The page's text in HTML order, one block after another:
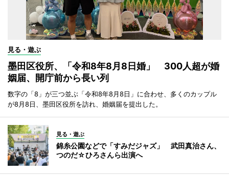
見る・遊ぶ
墨田区役所、「令和8年8月8日婚」 300人超が婚
姻届、開庁前から長い列
数字の「8」が三つ並ぶ「令和8年8月8日」に合わせ、多くのカップル
が8月8日、墨田区役所を訪れ、婚姻届を提出した。
見る・遊ぶ
錦糸公園などで「すみだジャズ」 武田真治さん、
つのだ☆ひろさんら出演へ